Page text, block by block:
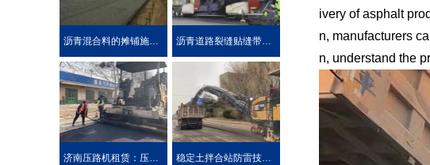
沥青混合料的摊铺施工技术要求 沥青道路裂缝贴缝带的性能介绍公路在车载重荷及公路自然
济南压路机租赁：压路机的分类 稳定土拌合站防雷技术措施介绍
ivery of asphalt
n, manufacturers
n, understand the